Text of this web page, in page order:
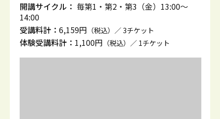
開講サイクル： 毎第1・第2・第3（金）13:00～
14:00
受講料計： 6,159円 （税込）／ 3チケット
体験受講料計： 1,100円 （税込）／ 1チケット